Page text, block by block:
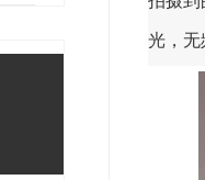
光，无